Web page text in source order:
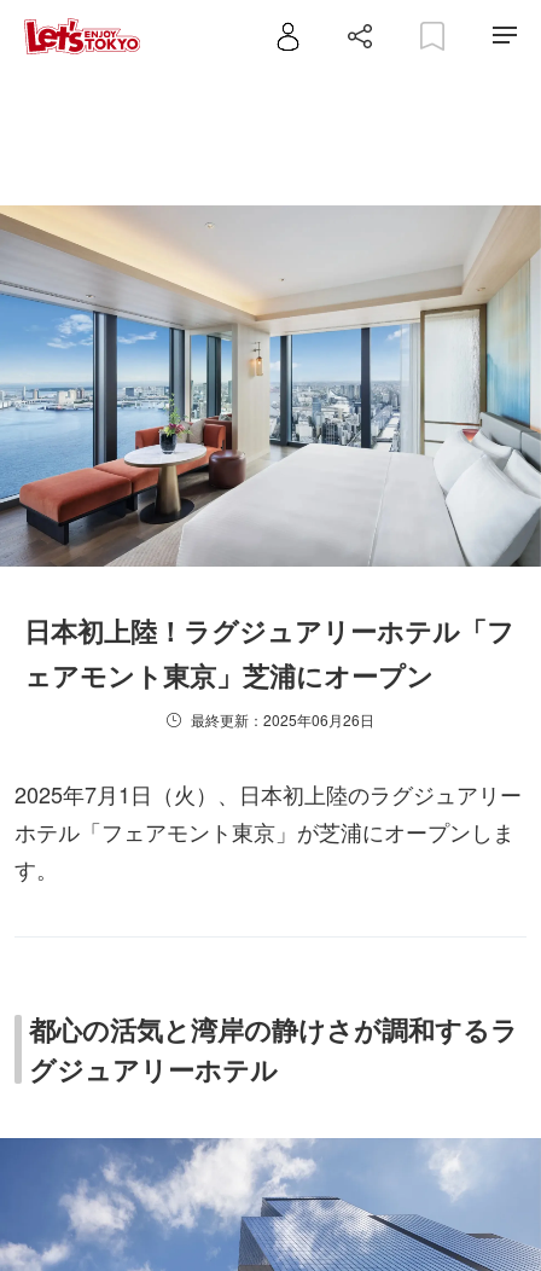
日本初上陸！ラグジュアリーホテル「フ
ェアモント東京」芝浦にオープン
最終更新：2025年06月26日
2025年7月1日（火）、日本初上陸のラグジュアリー
ホテル「フェアモント東京」が芝浦にオープンしま
す。
都心の活気と湾岸の静けさが調和するラ
グジュアリーホテル